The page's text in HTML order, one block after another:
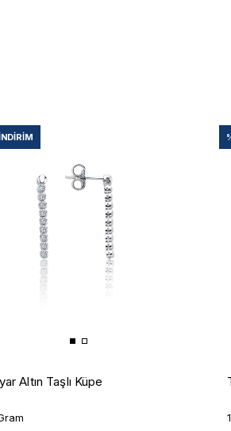
Altın Taşlı Küpe